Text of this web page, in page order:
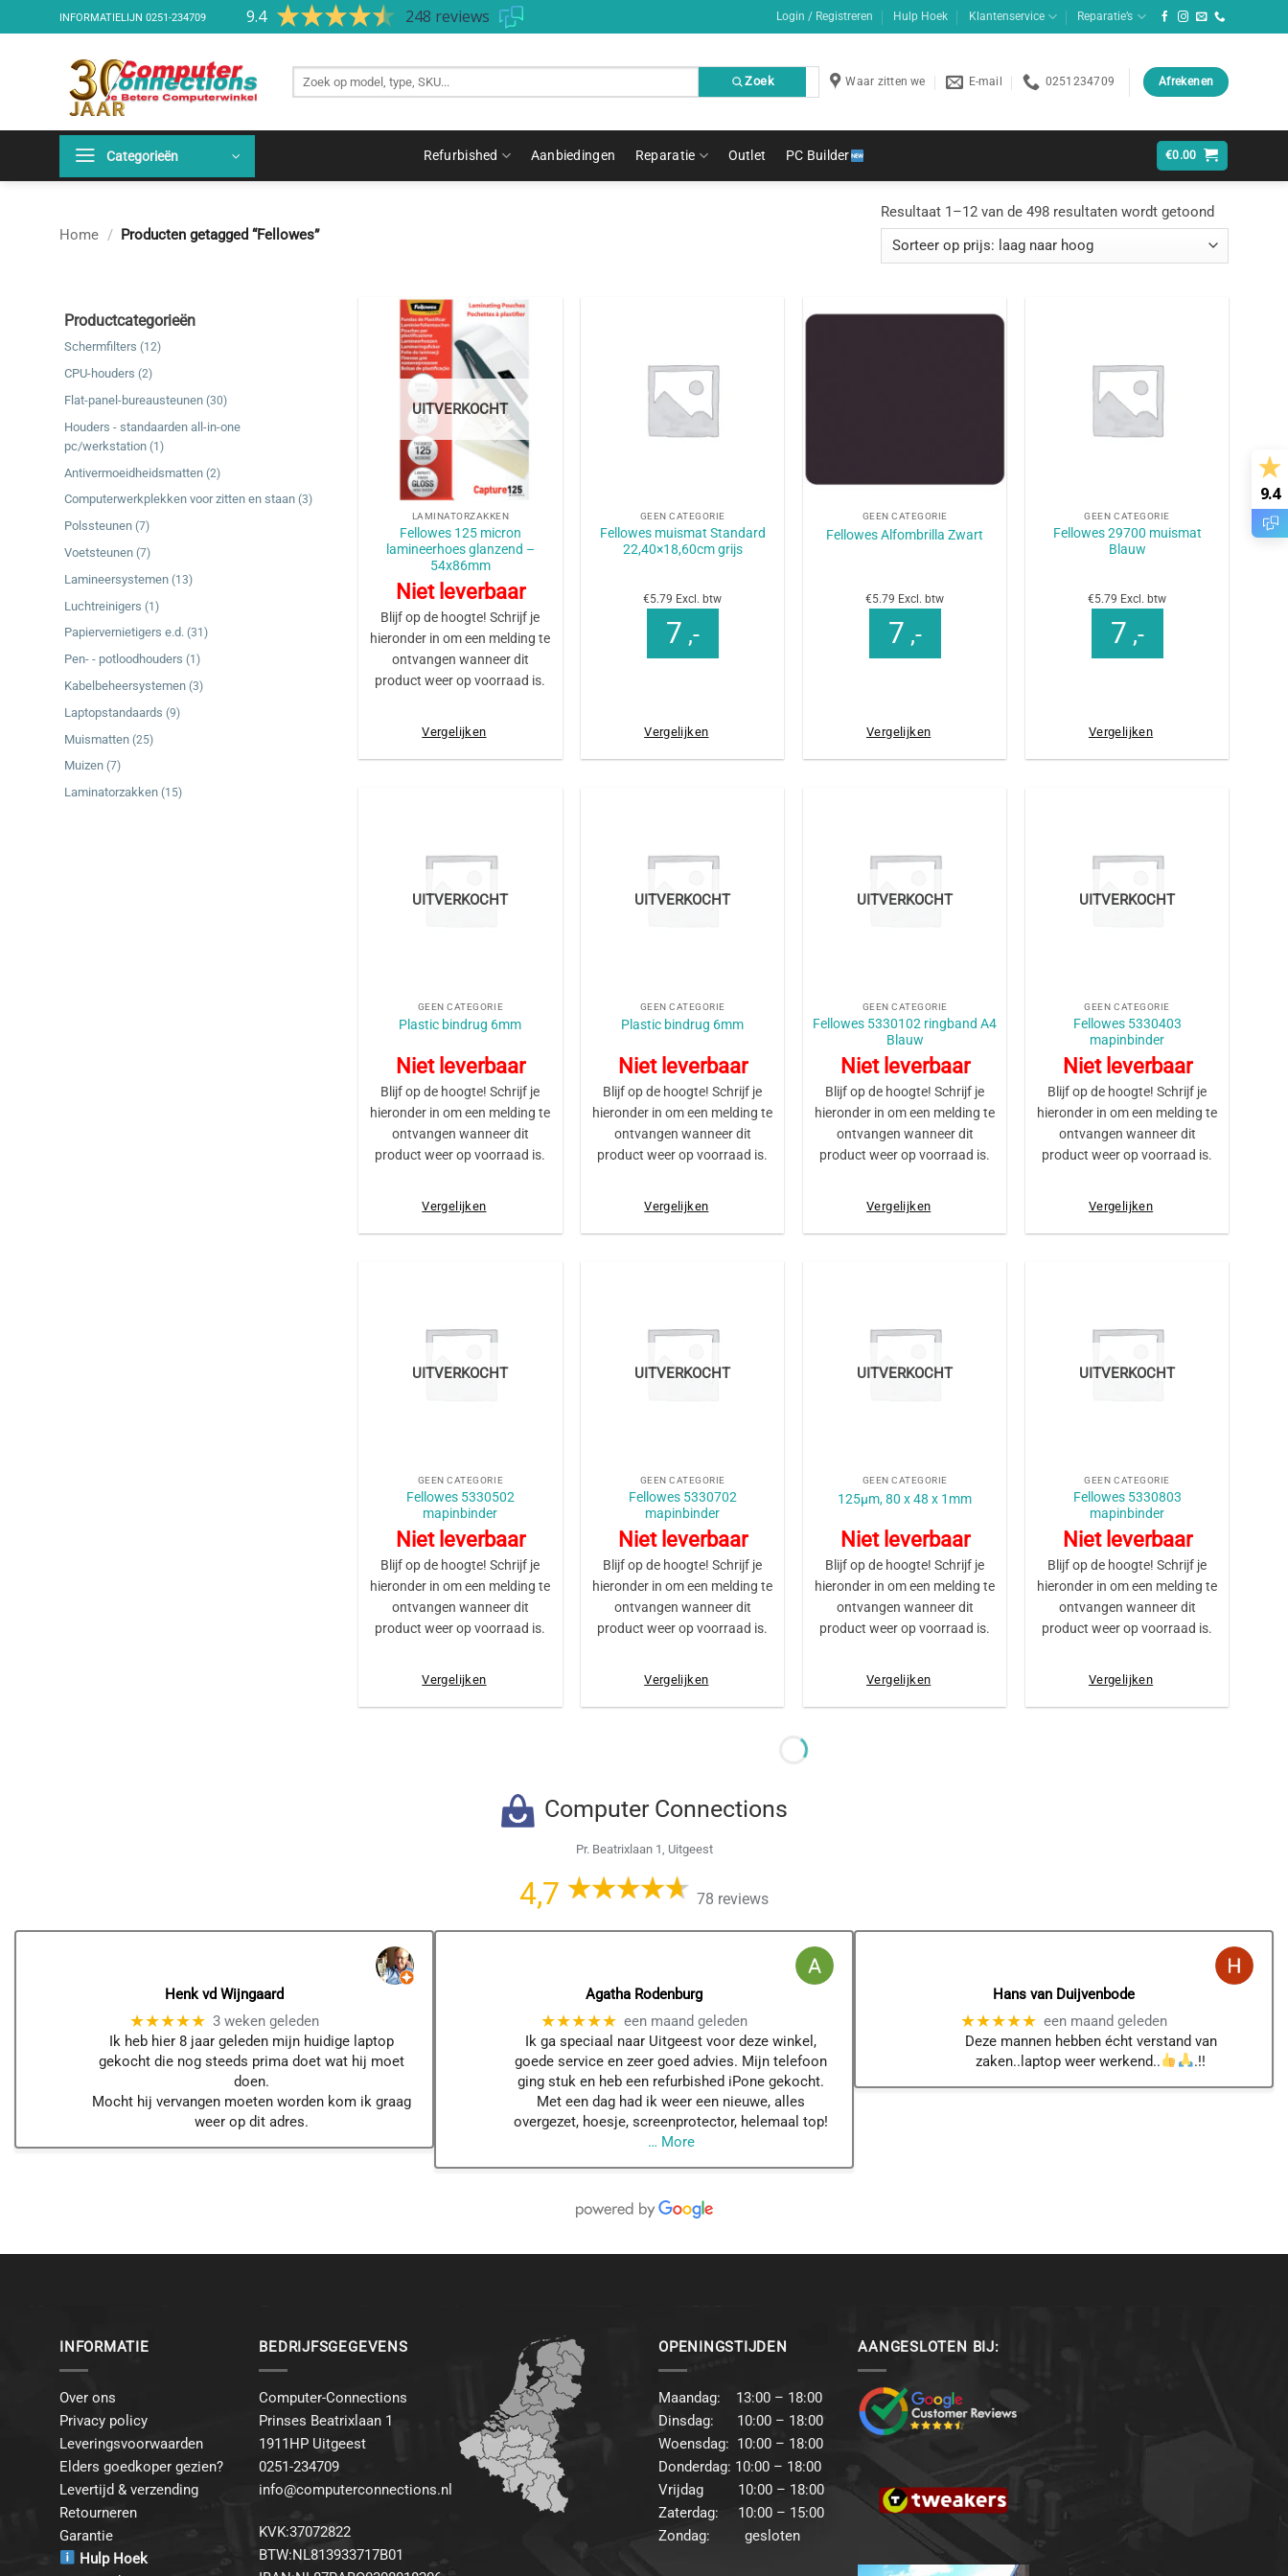
naar
INFORMATIELIJN 0251-234709
9.4
9.4 248 reviews Login / Registreren Hulp Hoek Klantenservice Reparatie’s
producten
Zoek Waar zitten we E-mail 0251234709 Afrekenen
Categorieën Refurbished Aanbiedingen Reparatie Outlet PC Builder €0.00
Home / Producten getagged “Fellowes”
Resultaat 1–12 van de 498 resultaten wordt getoondGesorteerd
op
Productcategorieën
Schermfilters (12)
CPU-houders (2)
Flat-panel-bureausteunen (30)
Houders - standaarden all-in-one
pc/werkstation (1)
Antivermoeidheidsmatten (2)
Computerwerkplekken voor zitten en staan (3)
Polssteunen (7)
Voetsteunen (7)
Lamineersystemen (13)
Luchtreinigers (1)
Papiervernietigers e.d. (31)
Pen- - potloodhouders (1)
Kabelbeheersystemen (3)
Laptopstandaards (9)
Muismatten (25)
Muizen (7)
Laminatorzakken (15)
UITVERKOCHT
LAMINATORZAKKEN
Fellowes 125 micron
lamineerhoes glanzend –
54x86mm
Niet leverbaar
Blijf op de hoogte! Schrijf je
hieronder in om een melding te
ontvangen wanneer dit
product weer op voorraad is.
Vergelijken
GEEN CATEGORIE
Fellowes muismat Standard
22,40×18,60cm grijs
€5.79 Excl. btw
7 ,-
Vergelijken
+
GEEN CATEGORIE
Fellowes Alfombrilla Zwart
€5.79 Excl. btw
7 ,-
Vergelijken
GEEN CATEGORIE
Fellowes 29700 muismat
Blauw
€5.79 Excl. btw
7 ,-
Vergelijken
UITVERKOCHT
GEEN CATEGORIE
Plastic bindrug 6mm
Niet leverbaar
Blijf op de hoogte! Schrijf je
hieronder in om een melding te
ontvangen wanneer dit
product weer op voorraad is.
Vergelijken
UITVERKOCHT
GEEN CATEGORIE
Plastic bindrug 6mm
Niet leverbaar
Blijf op de hoogte! Schrijf je
hieronder in om een melding te
ontvangen wanneer dit
product weer op voorraad is.
Vergelijken
UITVERKOCHT
GEEN CATEGORIE
Fellowes 5330102 ringband A4
Blauw
Niet leverbaar
Blijf op de hoogte! Schrijf je
hieronder in om een melding te
ontvangen wanneer dit
product weer op voorraad is.
Vergelijken
UITVERKOCHT
GEEN CATEGORIE
Fellowes 5330403
mapinbinder
Niet leverbaar
Blijf op de hoogte! Schrijf je
hieronder in om een melding te
ontvangen wanneer dit
product weer op voorraad is.
Vergelijken
UITVERKOCHT
GEEN CATEGORIE
Fellowes 5330502
mapinbinder
Niet leverbaar
Blijf op de hoogte! Schrijf je
hieronder in om een melding te
ontvangen wanneer dit
product weer op voorraad is.
Vergelijken
UITVERKOCHT
GEEN CATEGORIE
Fellowes 5330702
mapinbinder
Niet leverbaar
Blijf op de hoogte! Schrijf je
hieronder in om een melding te
ontvangen wanneer dit
product weer op voorraad is.
Vergelijken
UITVERKOCHT
GEEN CATEGORIE
125µm, 80 x 48 x 1mm
Niet leverbaar
Blijf op de hoogte! Schrijf je
hieronder in om een melding te
ontvangen wanneer dit
product weer op voorraad is.
Vergelijken
UITVERKOCHT
GEEN CATEGORIE
Fellowes 5330803
mapinbinder
Niet leverbaar
Blijf op de hoogte! Schrijf je
hieronder in om een melding te
ontvangen wanneer dit
product weer op voorraad is.
Vergelijken
Computer Connections
Pr. Beatrixlaan 1, Uitgeest
4,7 78 reviews
Henk vd Wijngaard
★★★★★ 3 weken geleden
Ik heb hier 8 jaar geleden mijn huidige laptop
gekocht die nog steeds prima doet wat hij moet
doen.
Mocht hij vervangen moeten worden kom ik graag
weer op dit adres.
Agatha Rodenburg
★★★★★ een maand geleden
Ik ga speciaal naar Uitgeest voor deze winkel,
goede service en zeer goed advies. Mijn telefoon
ging stuk en heb een refurbished iPone gekocht.
Met een dag had ik weer een nieuwe, alles
overgezet, hoesje, screenprotector, helemaal top!
… More
Hans van Duijvenbode
★★★★★ een maand geleden
Deze mannen hebben écht verstand van
zaken..laptop weer werkend..
.!!
INFORMATIE
Over ons
Privacy policy
Leveringsvoorwaarden
Elders goedkoper gezien?
Levertijd & verzending
Retourneren
Garantie
Hulp Hoek
BEDRIJFSGEGEVENS
Computer-Connections
Prinses Beatrixlaan 1
1911HP Uitgeest
0251-234709
info@computerconnections.nl
KVK:37072822
BTW:NL813933717B01
OPENINGSTIJDEN
Maandag: 13:00 – 18:00
Dinsdag: 10:00 – 18:00
Woensdag: 10:00 – 18:00
Donderdag: 10:00 – 18:00
Vrijdag 10:00 – 18:00
Zaterdag: 10:00 – 15:00
Zondag: gesloten
AANGESLOTEN BIJ: